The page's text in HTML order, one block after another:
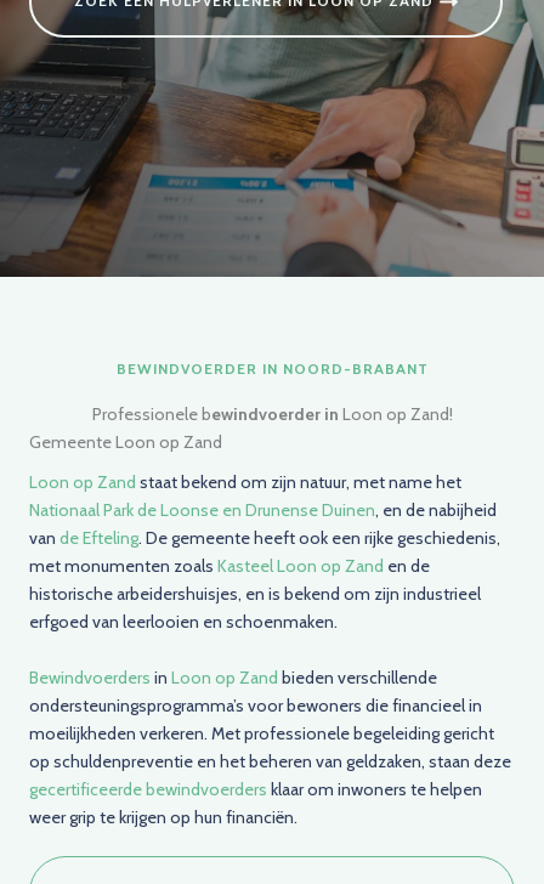
BEWINDVOERDER IN NOORD-BRABANT
Professionele bewindvoerder in Loon op Zand!
Gemeente Loon op Zand
Loon op Zand staat bekend om zijn natuur, met name het
Nationaal Park de Loonse en Drunense Duinen, en de nabijheid
van de Efteling. De gemeente heeft ook een rijke geschiedenis,
met monumenten zoals Kasteel Loon op Zand en de
historische arbeidershuisjes, en is bekend om zijn industrieel
erfgoed van leerlooien en schoenmaken.
Bewindvoerders in Loon op Zand bieden verschillende
ondersteuningsprogramma’s voor bewoners die financieel in
moeilijkheden verkeren. Met professionele begeleiding gericht
op schuldenpreventie en het beheren van geldzaken, staan deze
gecertificeerde bewindvoerders klaar om inwoners te helpen
weer grip te krijgen op hun financiën.